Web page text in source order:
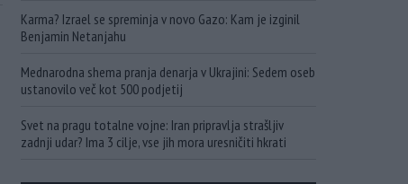
Karma? Izrael se spreminja v novo Gazo: Kam je izginil
Benjamin Netanjahu
Mednarodna shema pranja denarja v Ukrajini: Sedem oseb
ustanovilo več kot 500 podjetij
Svet na pragu totalne vojne: Iran pripravlja strašljiv
zadnji udar? Ima 3 cilje, vse jih mora uresničiti hkrati